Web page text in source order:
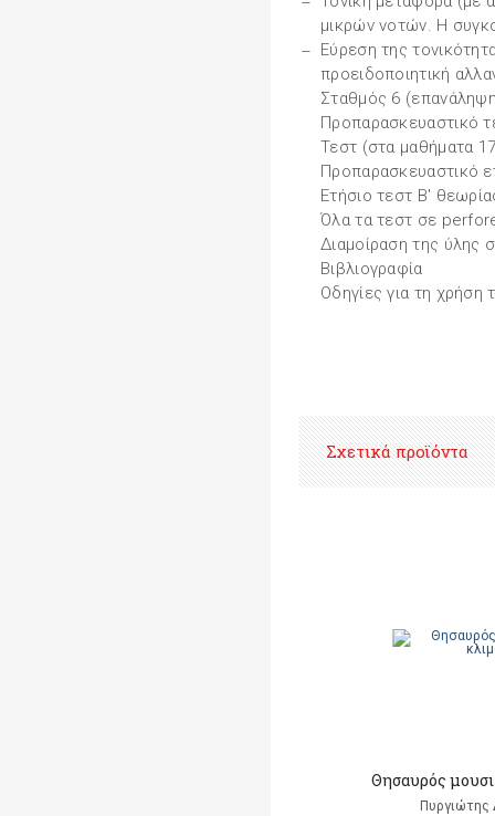
μικρών νοτών. Η
Εύρεση της
προειδοποιητική
Σταθμός 6
Προπαρασκευαστικό
Τεστ (στα μαθήματα
Προπαρασκευαστικό
Ετήσιο τεστ Β'
Όλα τα τεστ σε
Διαμοίραση της ύλης
Βιβλιογραφία
Οδηγίες για τη χρήση
Σχετικά προϊόντα
Θησαυρός
Πυργιώτης